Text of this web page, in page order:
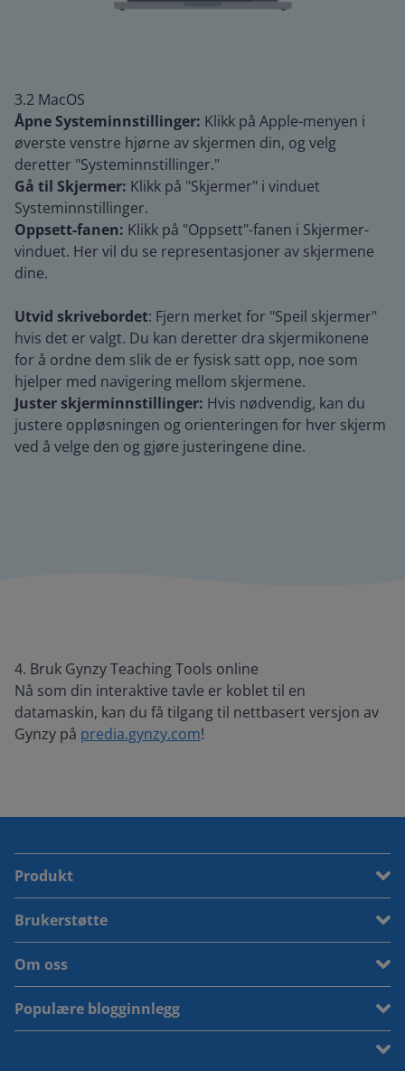
3.2 MacOS
Åpne Systeminnstillinger: Klikk på Apple-menyen i
øverste venstre hjørne av skjermen din, og velg
deretter "Systeminnstillinger."
Gå til Skjermer: Klikk på "Skjermer" i vinduet
Systeminnstillinger.
Oppsett-fanen: Klikk på "Oppsett"-fanen i Skjermer-
vinduet. Her vil du se representasjoner av skjermene
dine.
Utvid skrivebordet: Fjern merket for "Speil skjermer"
hvis det er valgt. Du kan deretter dra skjermikonene
for å ordne dem slik de er fysisk satt opp, noe som
hjelper med navigering mellom skjermene.
Juster skjerminnstillinger: Hvis nødvendig, kan du
justere oppløsningen og orienteringen for hver skjerm
ved å velge den og gjøre justeringene dine.
4. Bruk Gynzy Teaching Tools online
Nå som din interaktive tavle er koblet til en
datamaskin, kan du få tilgang til nettbasert versjon av
Gynzy på predia.gynzy.com!
Produkt
Brukerstøtte
Om oss
Populære blogginnlegg